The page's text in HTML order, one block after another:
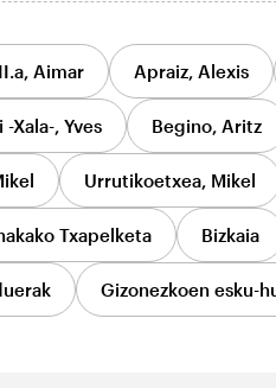
Aimar Apraiz, Alexis
Xala-, Yves Begino, Aritz
Urrutikoetxea, Mikel
Txapelketa Bizkaia
Gizonezkoen esku-